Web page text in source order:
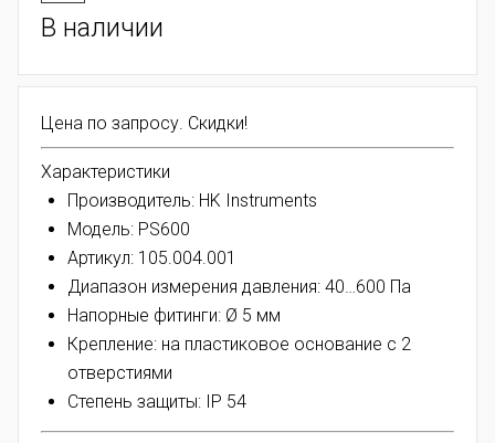
В наличии
Цена по запросу. Скидки!
Характеристики
Производитель: HK Instruments
Модель: PS600
Артикул: 105.004.001
Диапазон измерения давления: 40…600 Па
Напорные фитинги: Ø 5 мм
Крепление: на пластиковое основание с 2
отверстиями
Степень защиты: IP 54